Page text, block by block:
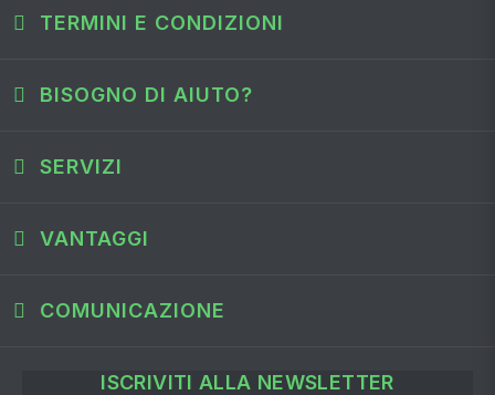
TERMINI E CONDIZIONI
BISOGNO DI AIUTO?
SERVIZI
VANTAGGI
COMUNICAZIONE
ISCRIVITI ALLA NEWSLETTER